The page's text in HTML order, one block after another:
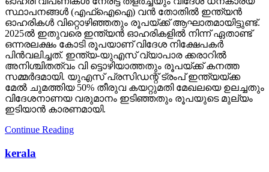
സ്ഥാപനങ്ങള്‍ (എഫ്‌ഐഐ) വന്‍ തോതില്‍ ഇന്ത്യന്‍
ഓഹരികള്‍ വിറ്റൊഴിഞ്ഞതും രൂപയ്ക്ക് ആഘാതമായിട്ടുണ്ട്.
2025ല്‍ ഇതുവരെ ഇന്ത്യന്‍ ഓഹരികളില്‍ നിന്ന് ഏതാണ്ട്
ഒന്നരലക്ഷം കോടി രൂപയാണ് വിദേശ നിക്ഷേപകര്‍
പിന്‍വലിച്ചത്. ഇന്ത്യ-യുഎസ് വ്യാപാര ക്കരാറില്‍
അനിശ്ചിതത്വം വി ട്ടൊഴിയാത്തതും രൂപയ്ക്ക് കനത്ത
സമ്മര്‍ദമായി. യുഎസ് പ്രസിഡന്റ് ട്രംപ് ഇന്ത്യയ്ക്ക
മേല്‍ ചുമത്തിയ 50% തീരുവ കയറ്റുമതി മേഖലയെ ഉലച്ചതും
വിദേശനാണയ വരുമാനം ഇടിഞ്ഞതും രൂപയുടെ മുല്യം
ഇടിയാന്‍ കാരണമായി.
Continue Reading
kerala